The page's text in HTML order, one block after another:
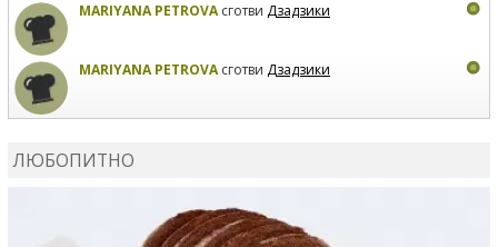
MARIYANA PETROVAсготви Дзадзики
MARIYANA PETROVAсготви Дзадзики
ЛЮБОПИТНО